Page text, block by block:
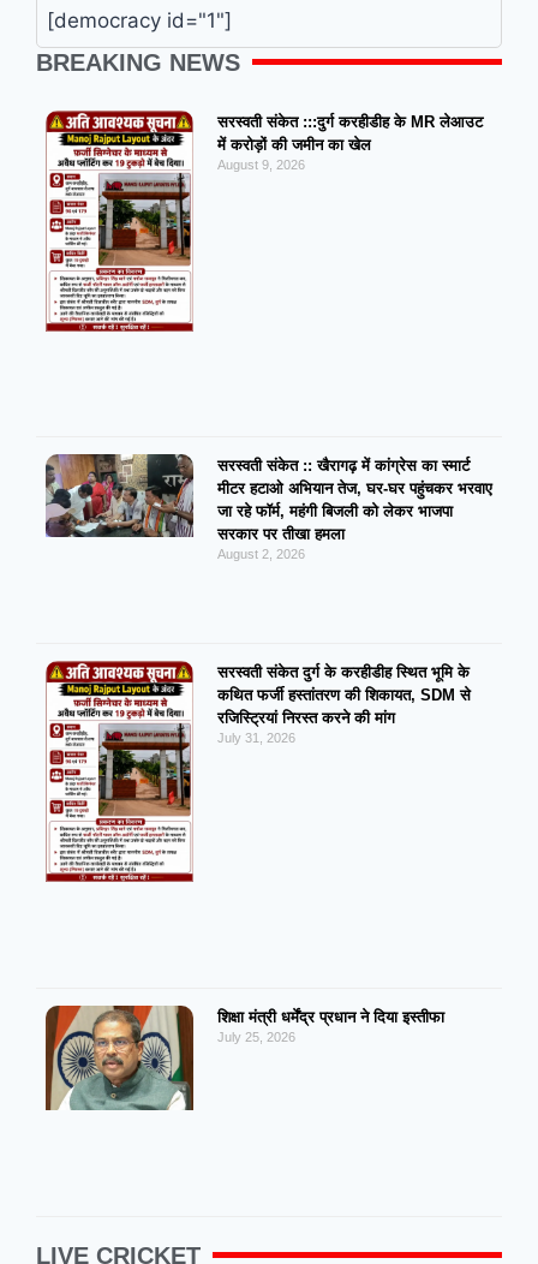
[democracy id="1"]
BREAKING NEWS
सरस्वती संकेत :::दुर्ग करहीडीह के MR लेआउट
में करोड़ों की जमीन का खेल
August 9, 2026
सरस्वती संकेत :: खैरागढ़ में कांग्रेस का स्मार्ट
मीटर हटाओ अभियान तेज, घर-घर पहुंचकर भरवाए
जा रहे फॉर्म, महंगी बिजली को लेकर भाजपा
सरकार पर तीखा हमला
August 2, 2026
सरस्वती संकेत दुर्ग के करहीडीह स्थित भूमि के
कथित फर्जी हस्तांतरण की शिकायत, SDM से
रजिस्ट्रियां निरस्त करने की मांग
July 31, 2026
शिक्षा मंत्री धर्मेंद्र प्रधान ने दिया इस्तीफा
July 25, 2026
LIVE CRICKET